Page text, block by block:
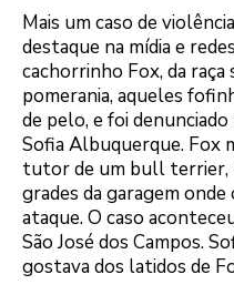
Mais um caso de
destaque na mídia e
cachorrinho Fox, da
pomerania, aqueles
de pelo, e foi
Sofia Albuquerque. Fox
tutor de um bull terrier,
grades da garagem
ataque. O caso
São José dos Campos.
gostava dos latidos de